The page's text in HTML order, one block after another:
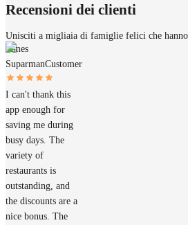
Recensioni dei clienti
Unisciti a migliaia di famiglie felici che
James
SuparmanCustomer
I can't thank this
app enough for
saving me during
busy days. The
variety of
restaurants is
outstanding, and
the discounts are a
nice bonus. The